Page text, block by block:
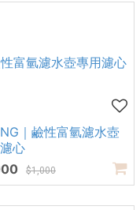
｜鹼性富氫濾水壺
心
$1,000